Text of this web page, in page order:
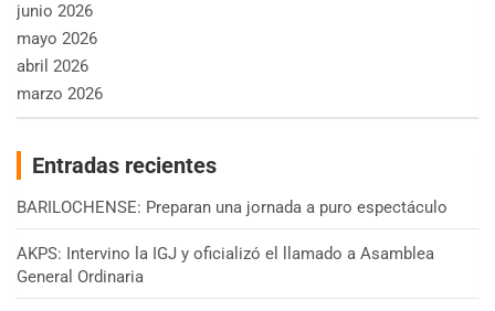
junio 2026
mayo 2026
abril 2026
marzo 2026
Entradas recientes
BARILOCHENSE: Preparan una jornada a puro espectáculo
AKPS: Intervino la IGJ y oficializó el llamado a Asamblea
General Ordinaria